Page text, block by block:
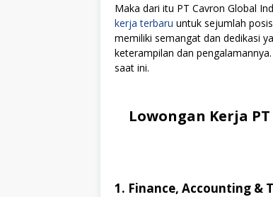
Maka dari itu PT Cavron Global
kerja terbaru untuk sejumlah
memiliki semangat dan dedikasi
keterampilan dan
saat ini.
Lowongan Kerja
1. Finance, Accounting &